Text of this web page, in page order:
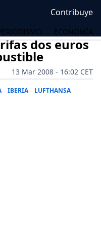
Contribuye
ECONOMÍA
dos euros
13 Mar 2008 - 16:02 CET
IBERIA LUFTHANSA